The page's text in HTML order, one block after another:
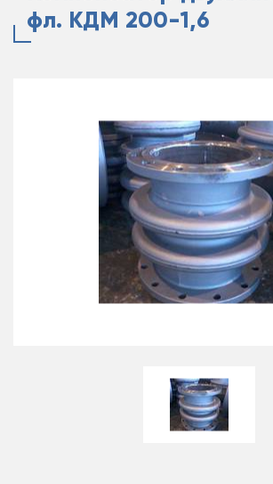
фл. КДМ 200-1,6